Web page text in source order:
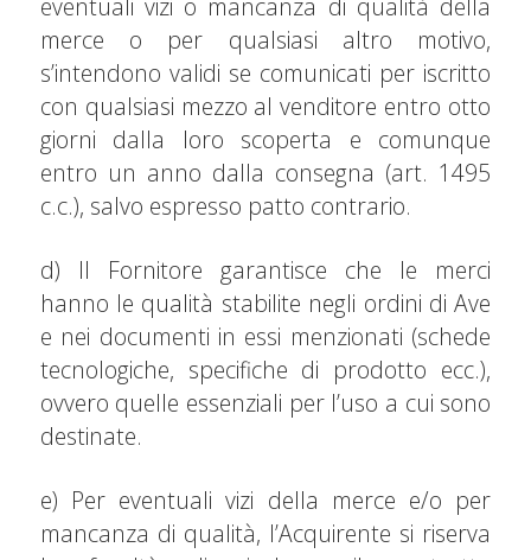
merce o per qualsiasi altro motivo,
s’intendono validi se comunicati per iscritto
con qualsiasi mezzo al venditore entro otto
giorni dalla loro scoperta e comunque
entro un anno dalla consegna (art. 1495
c.c.), salvo espresso patto contrario.
d) Il Fornitore garantisce che le merci
hanno le qualità stabilite negli ordini di Ave
e nei documenti in essi menzionati (schede
tecnologiche, specifiche di prodotto ecc.),
ovvero quelle essenziali per l’uso a cui sono
destinate.
e) Per eventuali vizi della merce e/o per
mancanza di qualità, l’Acquirente si riserva